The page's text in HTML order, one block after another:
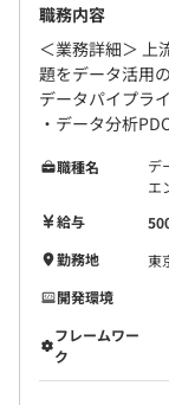
職務内容
＜業務詳細＞ 上
題をデータ活用
データパイプラ
・データ分析
職種名
デ
エ
給与
勤務地
東
開発環境
フレームワー
ク